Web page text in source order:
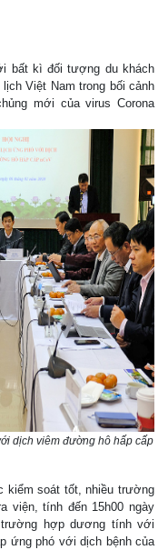
bất kì đối tượng du khách
Việt Nam trong bối cảnh
mới của virus Corona
dịch viêm đường hô hấp cấp
kiểm soát tốt, nhiều trường
viện, tính đến 15h00 ngày
trường hợp dương tính với
ứng phó với dịch bệnh của